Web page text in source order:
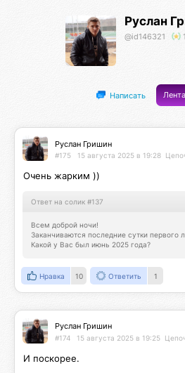
Руслан
@id146321
Написать Лента
Руслан Гришин
#175 15 августа 2025 в 19:28
Очень жарким ))
Ответ на солик #137
Всем доброй ночи!
Заканчиваются последние сутки первого
Какой у Вас был июнь 2025 года?
Нравка 10 Ответить 1
Руслан Гришин
#174 15 августа 2025 в 19:25
И поскорее.